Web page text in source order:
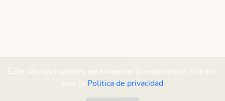
Este sitio usa cookies para mejorar tu experiencia. Puedes
leer la Politica de privacidad